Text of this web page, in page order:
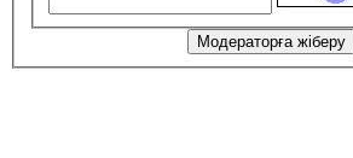
Модераторға жіберу